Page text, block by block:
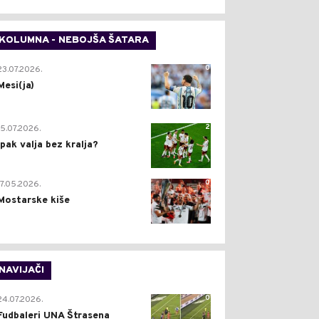
- NEBOJŠA ŠATARA
0
2
valja bez kralja?
0
kiše
0
UNA Štrasena